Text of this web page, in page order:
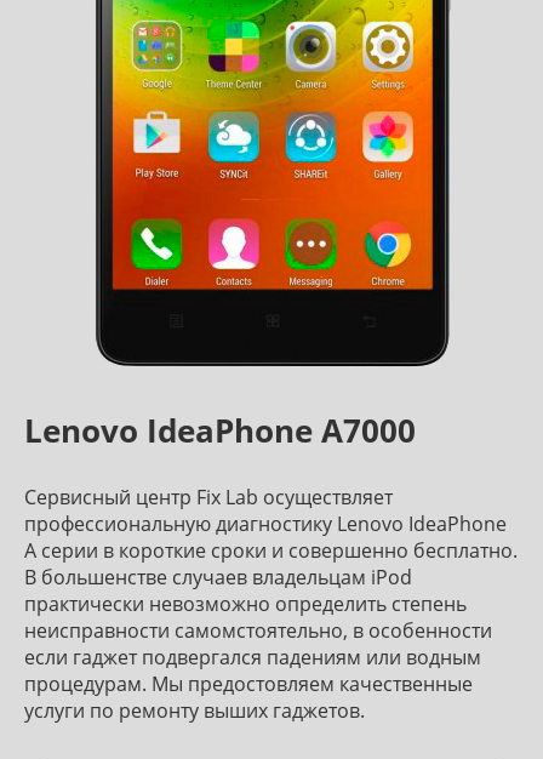
Lenovo IdeaPhone A7000
Сервисный центр Fix Lab осуществляет
профессиональную диагностику Lenovo IdeaPhone
A серии в короткие сроки и совершенно бесплатно.
В большенстве случаев владельцам iPod
практически невозможно определить степень
неисправности самомстоятельно, в особенности
если гаджет подвергался падениям или водным
процедурам. Мы предостовляем качественные
услуги по ремонту выших гаджетов.